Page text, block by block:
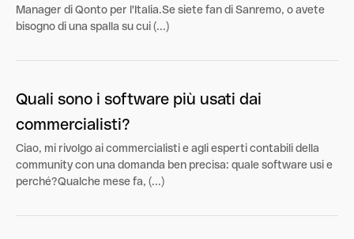
Manager di Qonto per l'Italia.Se siete fan di Sanremo, o avete
bisogno di una spalla su cui (...)
Quali sono i software più usati dai
commercialisti?
Ciao, mi rivolgo ai commercialisti e agli esperti contabili della
community con una domanda ben precisa: quale software usi e
perché?Qualche mese fa, (...)